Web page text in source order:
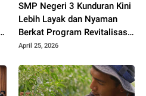
SMP Negeri 3 Kunduran Kini
Lebih Layak dan Nyaman
Berkat Program Revitalisasi
Sekolah dari Pemerintah
April 25, 2026